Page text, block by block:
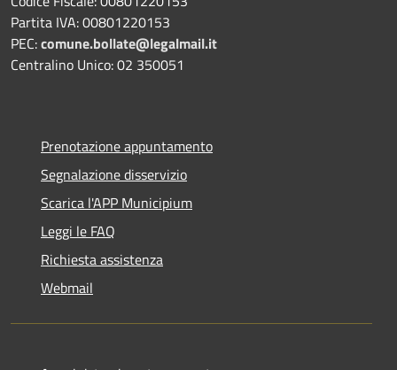
Partita IVA: 00801220153
PEC:comune.bollate@legalmail.it
Centralino Unico: 02 350051
Prenotazione appuntamento
Segnalazione disservizio
Scarica l'APP Municipium
Leggi le FAQ
Richiesta assistenza
Webmail